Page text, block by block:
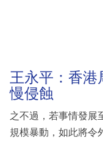
王永平：香港
慢侵蝕
之不過，若事情發展
規模暴動，如此將令